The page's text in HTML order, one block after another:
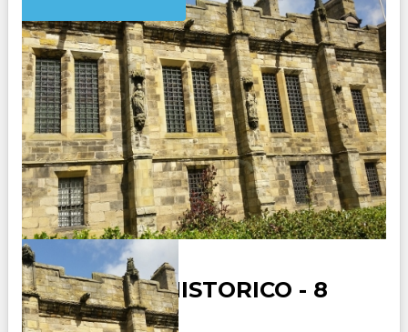
MALVINAS HISTORICO - 8
Días